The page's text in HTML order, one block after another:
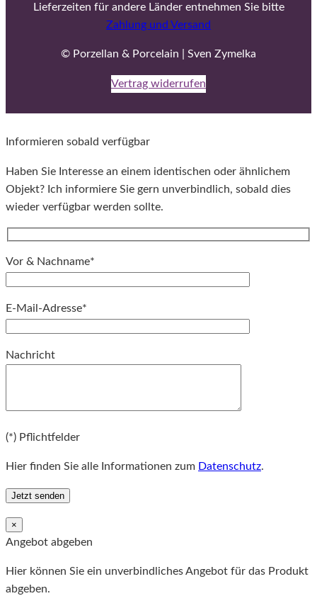
Lieferzeiten für andere Länder entnehmen Sie bitte
Zahlung und Versand
© Porzellan & Porcelain | Sven Zymelka
Vertrag widerrufen
Informieren sobald verfügbar
Haben Sie Interesse an einem identischen oder ähnlichem
Objekt? Ich informiere Sie gern unverbindlich, sobald dies
wieder verfügbar werden sollte.
Vor & Nachname*
E-Mail-Adresse*
Nachricht
(*) Pflichtfelder
Hier finden Sie alle Informationen zum Datenschutz.
×
Angebot abgeben
Hier können Sie ein unverbindliches Angebot für das Produkt
abgeben.